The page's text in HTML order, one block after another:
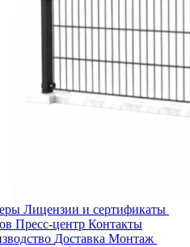
Лицензии и сертификаты
Пресс-центр Контакты
Доставка Монтаж